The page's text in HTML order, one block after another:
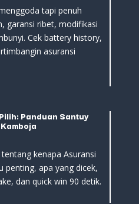
tapi penuh
garansi ribet, modifikasi
Cek battery history,
asuransi
Panduan Santuy
kenapa Asuransi
penting, apa yang dicek,
dan quick win 90 detik.